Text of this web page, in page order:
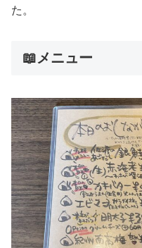
た。
📖メニュー